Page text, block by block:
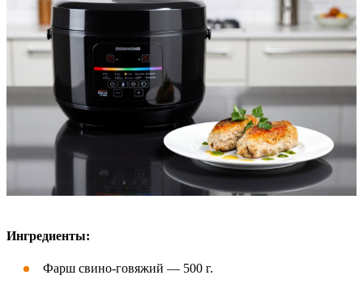
Ингредиенты:
Фарш свино-говяжий — 500 г.